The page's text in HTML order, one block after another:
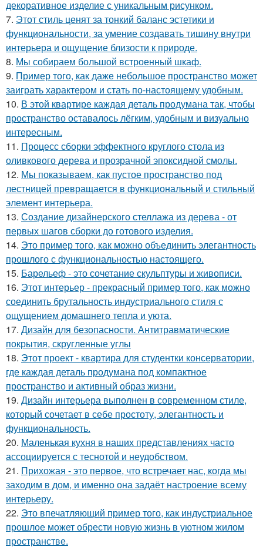
декоративное изделие с уникальным рисунком.
7. Этот стиль ценят за тонкий баланс эстетики и
функциональности, за умение создавать тишину внутри
интерьера и ощущение близости к природе.
8. Мы собираем большой встроенный шкаф.
9. Пример того, как даже небольшое пространство может
заиграть характером и стать по-настоящему удобным.
10. В этой квартире каждая деталь продумана так, чтобы
пространство оставалось лёгким, удобным и визуально
интересным.
11. Процесс сборки эффектного круглого стола из
оливкового дерева и прозрачной эпоксидной смолы.
12. Мы показываем, как пустое пространство под
лестницей превращается в функциональный и стильный
элемент интерьера.
13. Создание дизайнерского стеллажа из дерева - от
первых шагов сборки до готового изделия.
14. Это пример того, как можно объединить элегантность
прошлого с функциональностью настоящего.
15. Барельеф - это сочетание скульптуры и живописи.
16. Этот интерьер - прекрасный пример того, как можно
соединить брутальность индустриального стиля с
ощущением домашнего тепла и уюта.
17. Дизайн для безопасности. Антитравматические
покрытия, скругленные углы
18. Этот проект - квартира для студентки консерватории,
где каждая деталь продумана под компактное
пространство и активный образ жизни.
19. Дизайн интерьера выполнен в современном стиле,
который сочетает в себе простоту, элегантность и
функциональность.
20. Маленькая кухня в наших представлениях часто
ассоциируется с теснотой и неудобством.
21. Прихожая - это первое, что встречает нас, когда мы
заходим в дом, и именно она задаёт настроение всему
интерьеру.
22. Это впечатляющий пример того, как индустриальное
прошлое может обрести новую жизнь в уютном жилом
пространстве.